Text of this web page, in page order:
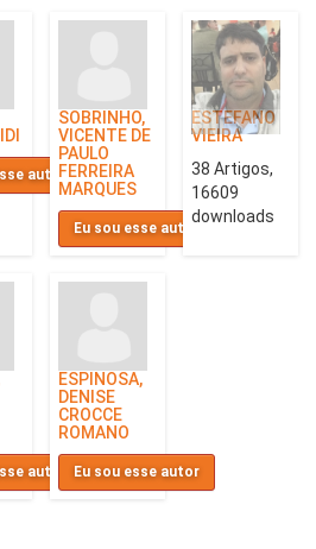
autor
SOBRINHO,
VICENTE DE
PAULO
FERREIRA
MARQUES
Eu sou esse autor
ESTEFANO
VIEIRA
38 Artigos,
16609
downloads
autor
ESPINOSA,
DENISE
CROCCE
ROMANO
Eu sou esse autor